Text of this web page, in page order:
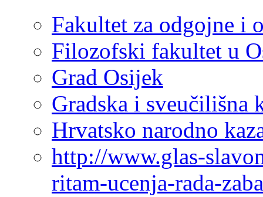
Fakultet za odgojne i
Filozofski fakultet u
Grad Osijek
Gradska i sveučilišna
Hrvatsko narodno
http://www.glas-
ritam-ucenja-rada-